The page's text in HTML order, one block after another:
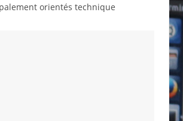
orientés technique